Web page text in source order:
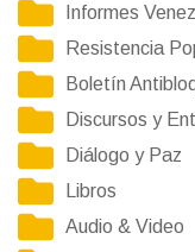
Informes
Resistencia
Boletín
Discursos y
Diálogo y Paz
Libros
Audio & Video